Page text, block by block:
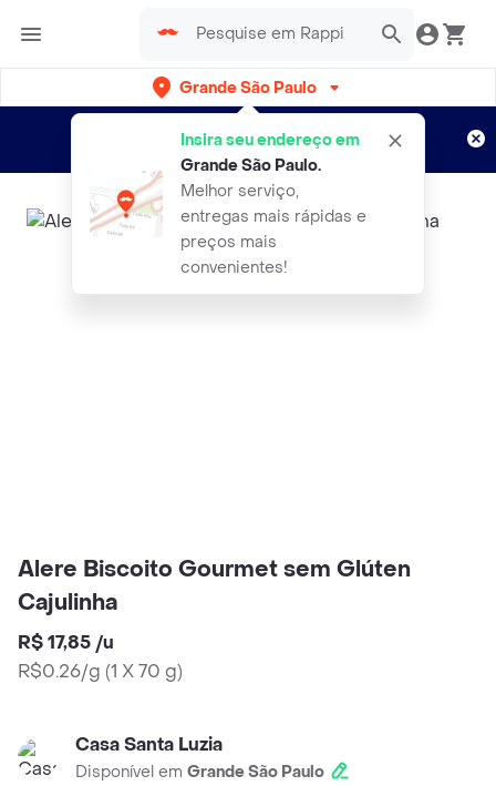
Grande São Paulo
Insira seu endereço em
Grande São Paulo.
Melhor serviço,
entregas mais rápidas e
preços mais
convenientes!
Entregas grátis por 15 dias!
Aplicam T&C
Alere Biscoito Gourmet sem Glúten
Cajulinha
R$ 17,85 /u
R$0.26/g (1 X 70 g)
Casa Santa Luzia
Disponível em Grande São Paulo